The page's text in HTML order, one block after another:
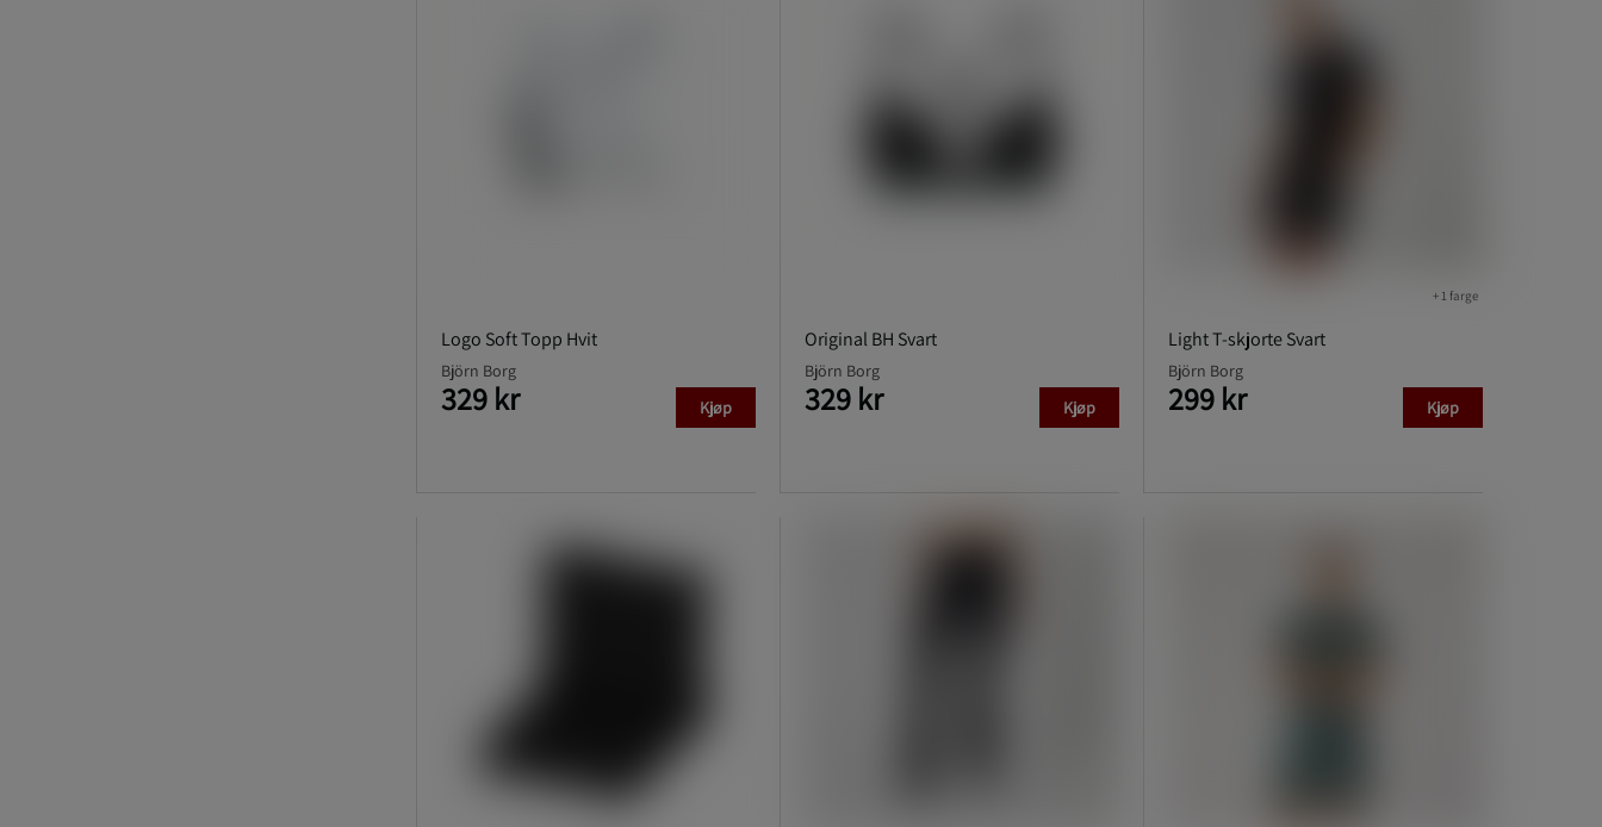
Logo Soft Topp Hvit
Björn Borg
329 kr Kjøp
Original BH Svart
Björn Borg
329 kr Kjøp
Light T-skjorte Svart
+ 1 farge
Björn Borg
299 kr Kjøp